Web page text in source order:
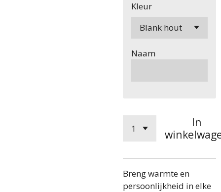
Kleur
Naam
In
Breng warmte en
persoonlijkheid in elke